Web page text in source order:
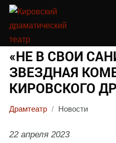
«НЕ В СВОИ
ЗВЕЗДНАЯ
КИРОВСКОГО
Драмтеатр / Новости
22 апреля 2023